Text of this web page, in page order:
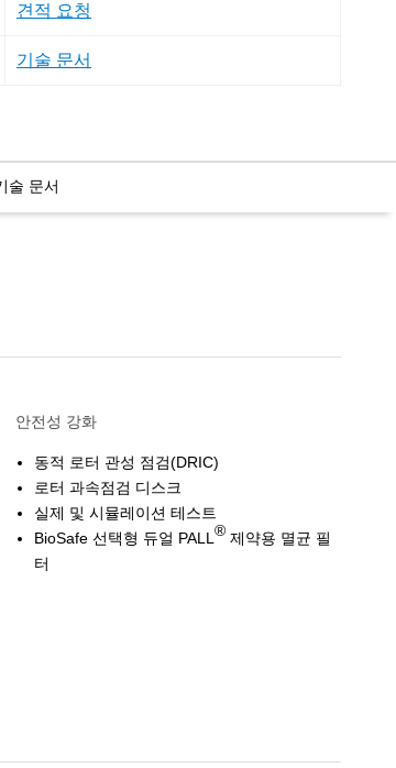
견적 요청
기술 문서
술 문서
안전성 강화
동적 로터 관성 점검(DRIC)
로터 과속점검 디스크
실제 및 시뮬레이션 테스트
BioSafe 선택형 듀얼 PALL ® 제약용 멸균 필
터